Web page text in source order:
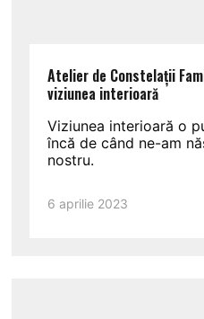
Atelier de Constelații
viziunea interioară
Viziunea interioară o
încă de când ne-am
nostru.
6 aprilie 2023